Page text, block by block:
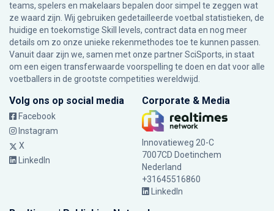
teams, spelers en makelaars bepalen door simpel te zeggen wat
ze waard zijn. Wij gebruiken gedetailleerde voetbal statistieken, de
huidige en toekomstige Skill levels, contract data en nog meer
details om zo onze unieke rekenmethodes toe te kunnen passen.
Vanuit daar zijn we, samen met onze partner SciSports, in staat
om een eigen transferwaarde voorspelling te doen en dat voor alle
voetballers in de grootste competities wereldwijd.
Volg ons op social media
Facebook
Instagram
X
LinkedIn
Corporate & Media
Innovatieweg 20-C
7007CD Doetinchem
Nederland
+31645516860
LinkedIn